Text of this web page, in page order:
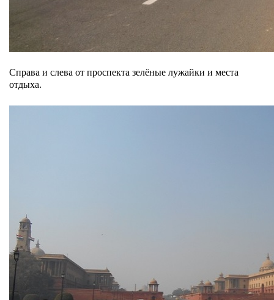
Справа и слева от проспекта зелёные лужайки и места
отдыха.